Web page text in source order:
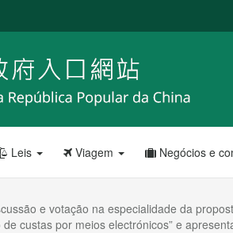
Leis Viagem Negócios e
e votação na especialidade da
custas por meios electrónicos” e